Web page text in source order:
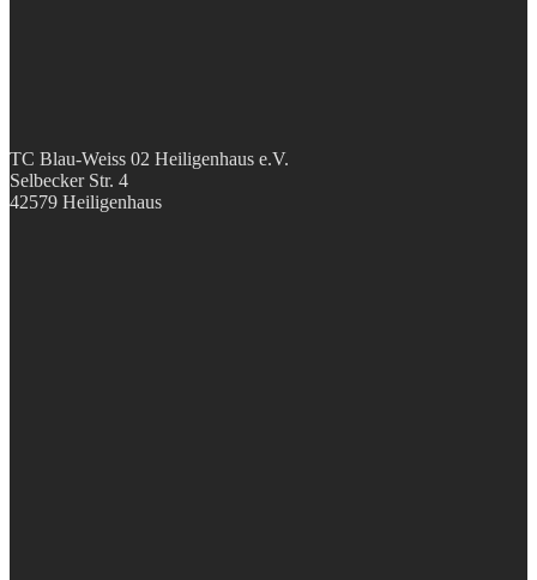
TC Blau-Weiss 02 Heiligenhaus e.V.
Selbecker Str. 4
42579 Heiligenhaus